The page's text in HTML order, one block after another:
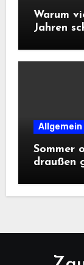
Warum
Jahren
Allgemein
Sommer
draußen